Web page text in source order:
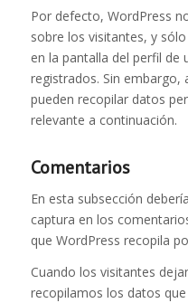
Por defecto, WordPress
sobre los visitantes, y
en la pantalla del perfil de
registrados. Sin embargo,
pueden recopilar datos
relevante a continuación.
Comentarios
En esta subsección
captura en los
que WordPress recopila
Cuando los visitantes
recopilamos los datos